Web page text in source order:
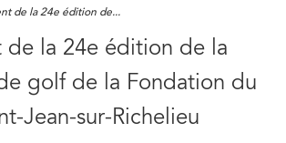
de la 24e édition de...
de la 24e édition de la
golf de la Fondation du
Jean-sur-Richelieu